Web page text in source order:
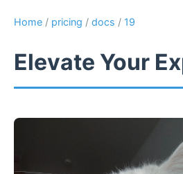
Home / pricing / docs / 19
Elevate Your